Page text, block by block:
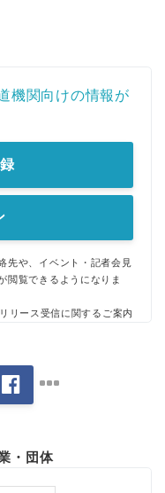
機関向けの情報が
先や、イベント・記者会見
閲覧できるようになりま
リース受信に関するご案内
・団体